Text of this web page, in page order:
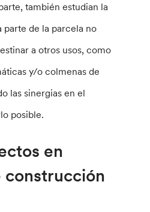
también estudian la
parte de la parcela no
a otros usos, como
y/o colmenas de
las sinergias en el
posible.
en
construcción